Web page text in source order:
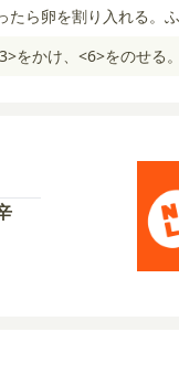
ら卵を割り入れる。
をかけ、<6>をのせる。